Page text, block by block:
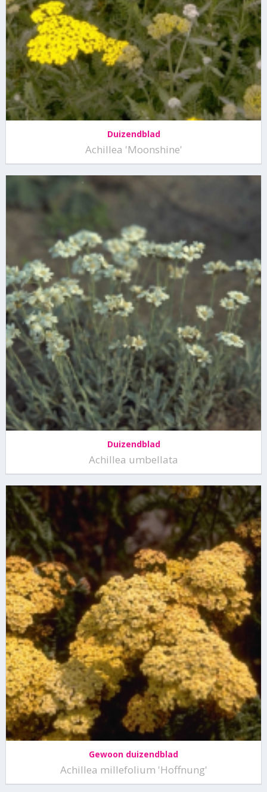
Duizendblad
Achillea 'Moonshine'
Duizendblad
Achillea umbellata
Gewoon duizendblad
Achillea millefolium 'Hoffnung'